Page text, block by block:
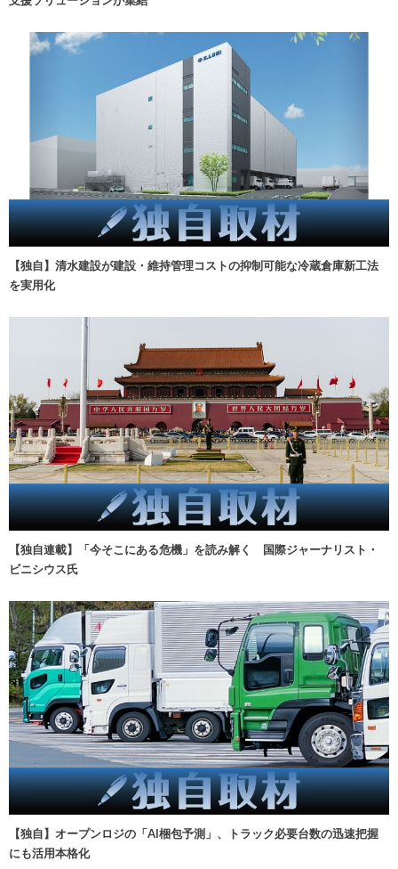
【独自】清水建設が建設・維持管理コストの抑制可能な冷蔵倉庫新工法
を実用化
【独自連載】「今そこにある危機」を読み解く 国際ジャーナリスト・
ビニシウス氏
【独自】オープンロジの「AI梱包予測」、トラック必要台数の迅速把握
にも活用本格化